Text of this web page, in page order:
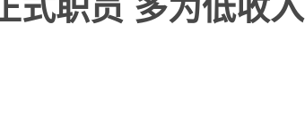
式职员 多为低收入